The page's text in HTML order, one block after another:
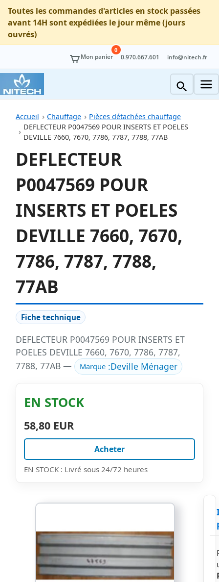
Toutes les commandes d'articles en stock passées
avant 14H sont expédiées le jour même (jours
ouvrés)
Mon panier
0
0.970.667.601 info@nitech.fr
Accueil Chauffage
Pièces détachées chauffage
DEFLECTEUR P0047569 POUR INSERTS ET POELES
DEVILLE 7660, 7670, 7786, 7787, 7788, 77AB
DEFLECTEUR
P0047569 POUR
INSERTS ET POELES
DEVILLE 7660, 7670,
7786, 7787, 7788,
77AB
Fiche technique
DEFLECTEUR P0047569 POUR INSERTS ET
POELES DEVILLE 7660, 7670, 7786, 7787,
7788, 77AB —
Marque:Deville Ménager
EN STOCK
58,80 EUR
Acheter
EN STOCK : Livré sous 24/72 heures